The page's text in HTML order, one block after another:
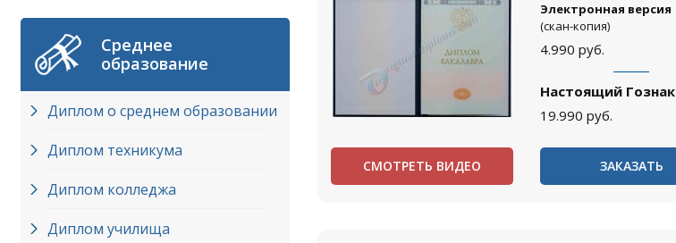
Среднее
образование
Диплом о среднем образовании
Диплом техникума
Диплом колледжа
Диплом училища
Электронная версия
(скан-копия)
4.990 руб.
Настоящий Гознак
19.990 руб.
СМОТРЕТЬ ВИДЕО ЗАКАЗАТЬ